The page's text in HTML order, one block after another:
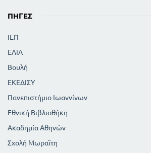
ΠΗΓΈΣ
ΙΕΠ
ΕΛΙΑ
Βουλή
ΕΚΕΔΙΣΥ
Πανεπιστήμιο Ιωαννίνων
Εθνική Βιβλιοθήκη
Ακαδημία Αθηνών
Σχολή Μωραϊτη